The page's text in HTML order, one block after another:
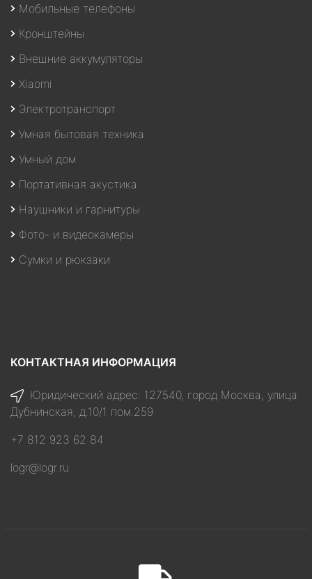
Мобильные телефоны
Кронштейны
Внешние аккумуляторы
Xiaomi
Электротранспорт
Умная бытовая техника
Умный дом
Портативная акустика
Наушники и гарнитуры
Фото- и видеокамеры
Сумки и рюкзаки
КОНТАКТНАЯ ИНФОРМАЦИЯ
Юридический адрес: 127540, город Москва, улица
Дубнинская, д.10/1 пом.259
+7 812 923 62 84
logr@logr.ru